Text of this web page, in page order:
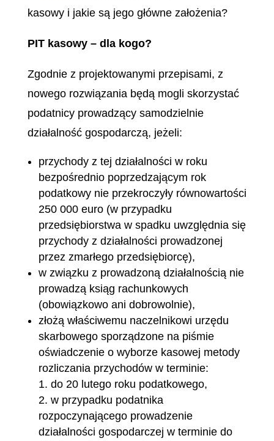
kasowy i jakie są jego główne założenia?
PIT kasowy – dla kogo?
Zgodnie z projektowanymi przepisami, z
nowego rozwiązania będą mogli skorzystać
podatnicy prowadzący samodzielnie
działalność gospodarczą, jeżeli:
przychody z tej działalności w roku
bezpośrednio poprzedzającym rok
podatkowy nie przekroczyły równowartości
250 000 euro (w przypadku
przedsiębiorstwa w spadku uwzględnia się
przychody z działalności prowadzonej
przez zmarłego przedsiębiorcę),
w związku z prowadzoną działalnością nie
prowadzą ksiąg rachunkowych
(obowiązkowo ani dobrowolnie),
złożą właściwemu naczelnikowi urzędu
skarbowego sporządzone na piśmie
oświadczenie o wyborze kasowej metody
rozliczania przychodów w terminie:
do 20 lutego roku podatkowego,
w przypadku podatnika
rozpoczynającego prowadzenie
działalności gospodarczej w terminie do